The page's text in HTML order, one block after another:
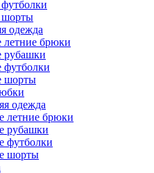
шорты
одежда
летние брюки
рубашки
футболки
шорты
одежда
летние брюки
рубашки
футболки
шорты